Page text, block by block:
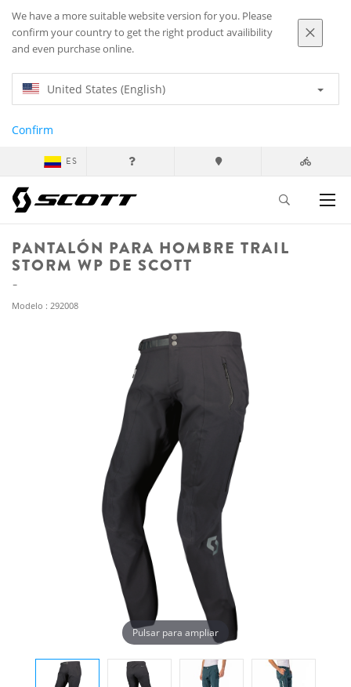
We have a more suitable website version for you. Please
confirm your country to get the right product availibility
and even purchase online.
United States (English)
Confirm
ES
PANTALÓN PARA HOMBRE TRAIL
STORM WP DE SCOTT
Modelo : 292008
Pulsar para ampliar